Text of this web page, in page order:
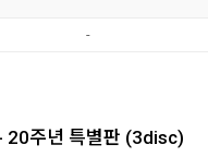
-
20주년 특별판 (3disc)